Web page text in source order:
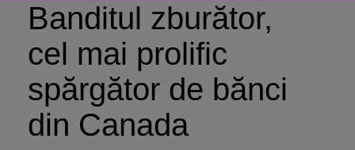
Banditul zburător,
cel mai prolific
spărgător de bănci
din Canada